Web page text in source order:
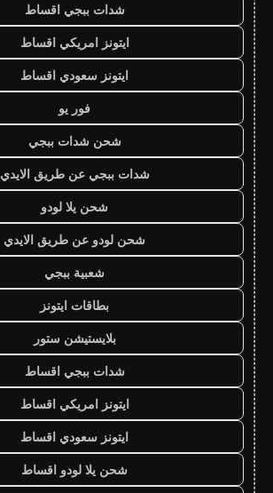
شدات ببجي اقساط
ايتونز امريكي اقساط
ايتونز سعودي اقساط
فور يو
شحن شدات ببجي
شدات ببجي عن طريق الايدي
شحن يلا لودو
شحن لودو عن طريق الايدي
شعبية ببجي
بطاقات ايتونز
بلايستيشن ستور
شدات ببجي اقساط
ايتونز امريكي اقساط
ايتونز سعودي اقساط
شحن يلا لودو اقساط